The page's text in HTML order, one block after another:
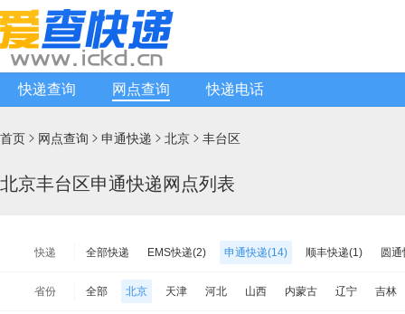
快递查询 网点查询 快递电话
首页  网点查询  申通快递  北京  丰台区
北京丰台区申通快递网点列表
快递 全部快递 EMS快递(2) 申通快递(14) 顺丰快递(1) 圆
韵达快递(449)
韵达快运(0)
省份 全部 北京 天津 河北 山西 内蒙古 辽宁 吉林